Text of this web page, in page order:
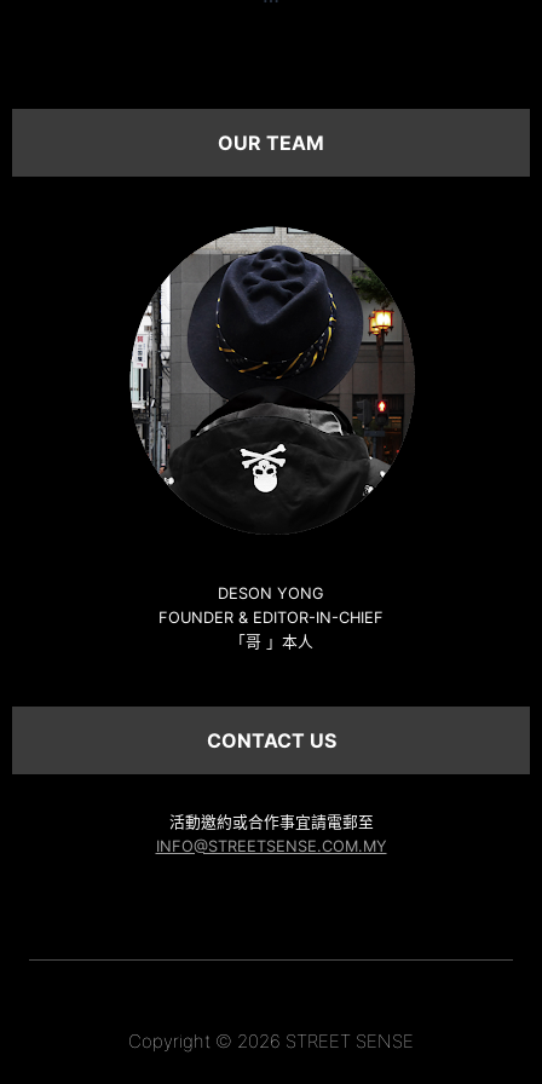
OUR TEAM
DESON YONG
FOUNDER & EDITOR-IN-CHIEF
「哥 」本人
CONTACT US
活動邀約或合作事宜請電郵至
INFO@STREETSENSE.COM.MY
Copyright © 2026 STREET SENSE